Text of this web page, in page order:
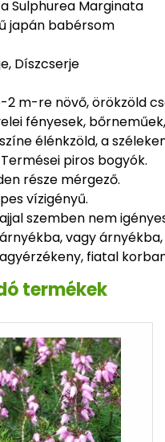
Sulphurea Marginata
japán babérsom
Díszcserje
2 m-re növő, örökzöld
fényesek,
élénkzöld, a
piros bogyók.
része mérgező.
vízigényű.
szemben nem
vagy
fiatal
termékek